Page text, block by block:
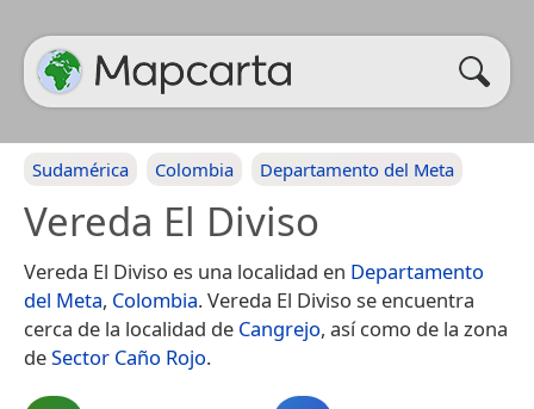
Sudamérica Colombia Departamento del Meta
Vereda El Diviso
Vereda El Diviso es una localidad en Departamento
del Meta, Colombia. Vereda El Diviso se encuentra
cerca de la localidad de Cangrejo, así como de la zona
deSector Caño Rojo.